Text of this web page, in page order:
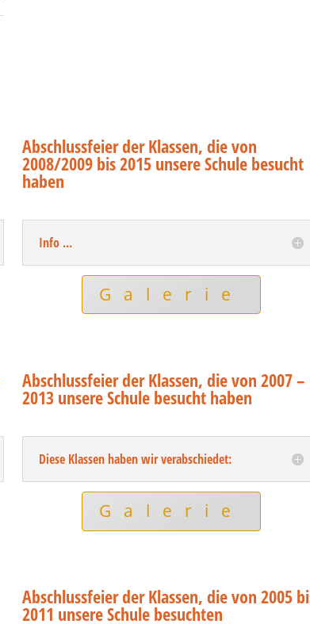
Abschlussfeier der Klassen, die von
2008/2009 bis 2015 unsere Schule besucht
haben
Info ...
Galerie
Abschlussfeier der Klassen, die von 2007 –
2013 unsere Schule besucht haben
Diese Klassen haben wir verabschiedet:
Galerie
Abschlussfeier der Klassen, die von 2005
2011 unsere Schule besuchten